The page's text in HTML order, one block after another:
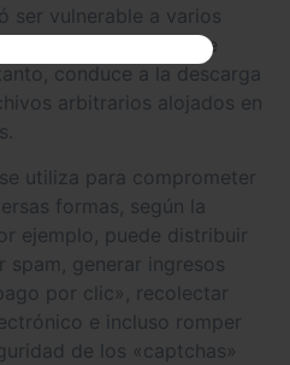
ser vulnerable a varios
a una familia de
conduce a la descarga
arbitrarios alojados en
utiliza para comprometer
formas, según la
ejemplo, puede distribuir
spam, generar ingresos
por clic», recolectar
e incluso romper
de los «captchas»